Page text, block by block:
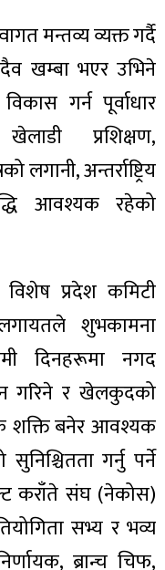
मन्तव्य व्यक्त गर्दै
खम्बा भएर उभिने
गर्न पूर्वाधार
प्रशिक्षण,
लगानी, अन्तर्राष्ट्रिय
आवश्यक रहेको
प्रदेश कमिटी
शुभकामना
दिनहरूमा नगद
गरिने र खेलकुदको
शक्ति बनेर आवश्यक
गर्नु पर्ने
कराँते संघ (नेकोस)
सभ्य र भव्य
ब्रान्च चिफ,